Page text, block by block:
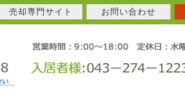
売却専門サイト お問い合わせ